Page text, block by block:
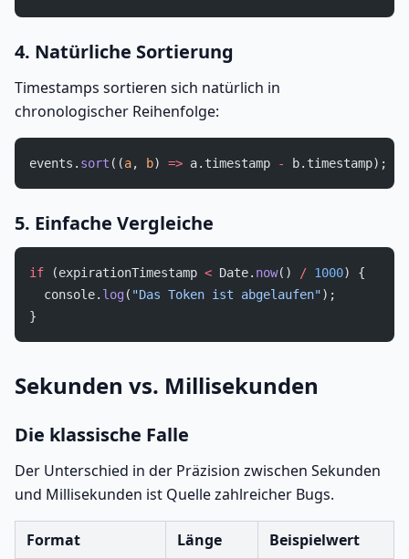
4. Natürliche Sortierung
Timestamps sortieren sich natürlich in
chronologischer Reihenfolge:
events. sort ((a, b) => a.timestamp - b.timestamp);
5. Einfache Vergleiche
if (expirationTimestamp < Date. now() / 1000) {
  console.
log( "Das Token ist abgelaufen");
}
Sekunden vs. Millisekunden
Die klassische Falle
Der Unterschied in der Präzision zwischen Sekunden
und Millisekunden ist Quelle zahlreicher Bugs.
Format Länge Beispielwert